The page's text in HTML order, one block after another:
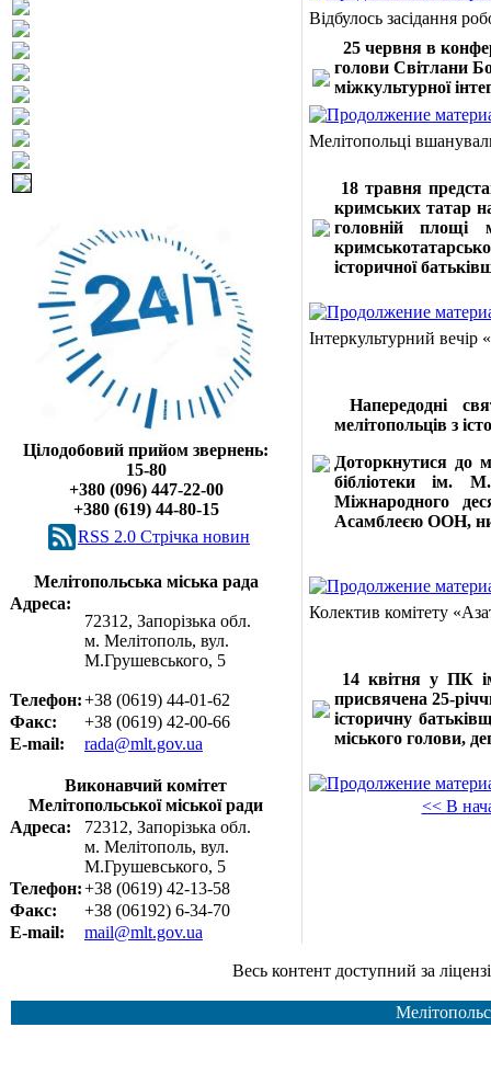
Цілодобовий прийом звернень:
15-80
+380 (096) 447-22-00
+380 (619) 44-80-15
RSS 2.0 Cтрічка новин
Мелітопольська міська рада
Адреса:
72312, Запорізька обл.
м. Мелітополь, вул.
М.Грушевського, 5
Телефон:+38 (0619) 44-01-62
Факс:
+38 (0619) 42-00-66
E-mail:
rada@mlt.gov.ua
Виконавчий комітет
Мелітопольської міської ради
Адреса:
72312, Запорізька обл.
м. Мелітополь, вул.
М.Грушевського, 5
Телефон:+38 (0619) 42-13-58
Факс:
+38 (06192) 6-34-70
E-mail:
mail@mlt.gov.ua
Відбулось засідання
25 червня в
голови Світлани
міжкультурної
Мелітопольці
18 травня
кримських татар
головній площі
історичної
Інтеркультурний вечір
Напередодні
мелітопольців з
Доторкнутися до
бібліотеки ім.
Міжнародного
Асамблеєю ООН,
Колектив комітету
14 квітня у ПК
присвячена 25-
історичну
міського голови,
<< В
Весь контент доступний за ліцензією Creative